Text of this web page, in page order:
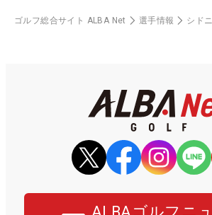
ゴルフ総合サイト ALBA Net 選手情報 シド